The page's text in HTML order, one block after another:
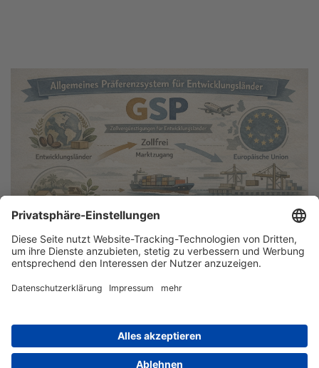
© Verband der Nordwestdeutschen Textil- und Bekleidungsindustrie, 2026